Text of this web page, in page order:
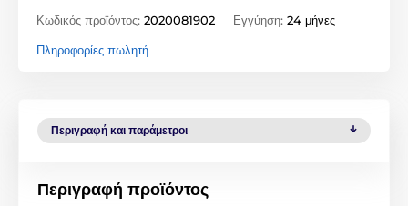
Κωδικός προϊόντος: 2020081902 Εγγύηση: 24 μήνες
Πληροφορίες πωλητή
Περιγραφή και παράμετροι
Περιγραφή προϊόντος